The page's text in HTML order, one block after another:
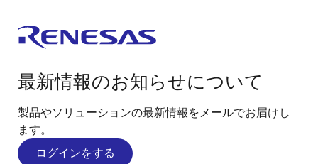
最新情報のお知らせについて
製品やソリューションの最新情報をメールでお届けし
ます。
ログインをする